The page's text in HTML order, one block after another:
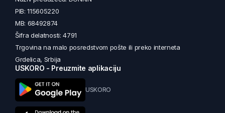
PIB: 115605220
MB: 68492874
Šifra delatnosti: 4791
Trgovina na malo posredstvom pošte ili preko interneta
Grdelica, Srbija
USKORO - Preuzmite aplikaciju
USKORO